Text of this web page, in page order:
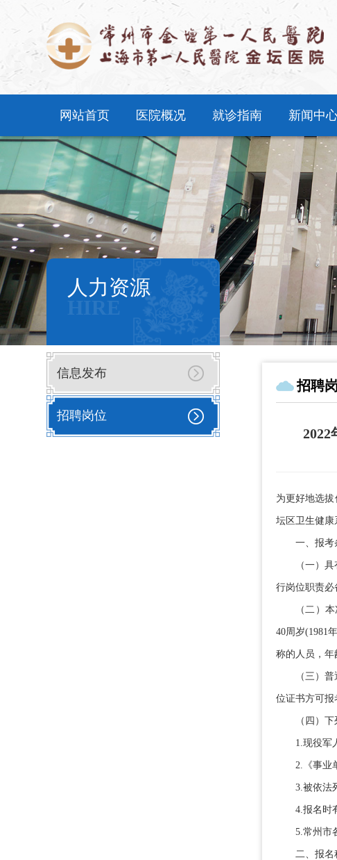
网站首页 医院概况 就诊指南 新闻中
人力资源
HIRE
信息发布
招聘岗位
招聘
2022
为更好地选
坛区卫生健康
一、报考
（一）具有
行岗位职责必
（二）本次
40周岁(1981
称的人员，年
（三）普通
位证书方可报
（四）下列
1.现役军人
2.《事业单
3.被依法列
4.报名时有
5.常州市各
二、报名